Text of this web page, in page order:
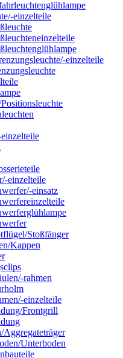
einzelteile
einzelteile
einzelteile
einsatz
Stoßfänger
Kappen
rahmen
einzelteile
Frontgrill
Aggregateträger
Unterboden